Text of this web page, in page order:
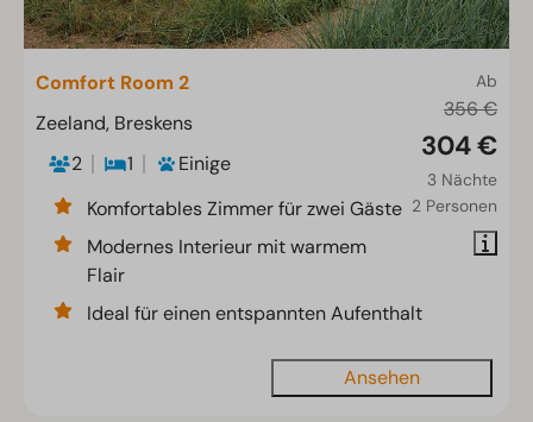
Ab
356 €
304 €
3 Nächte
2 Personen
Comfort Room 2
Zeeland, Breskens
2
1
Einige
Komfortables Zimmer für zwei Gäste
Modernes Interieur mit warmem
Flair
Ideal für einen entspannten Aufenthalt
Ansehen